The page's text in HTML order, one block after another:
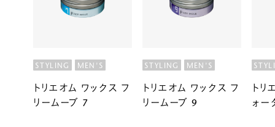
STYLING MEN'S
トリエオム ワックス フ
リームーブ 7
STYLING MEN'S
トリエオム ワックス フ
リームーブ 9
トリ
ォー